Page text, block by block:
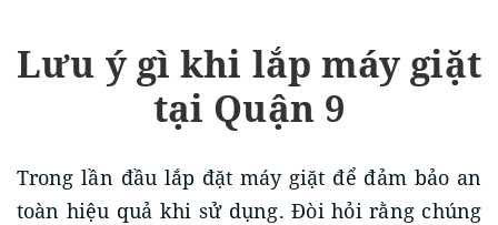
Lưu ý gì khi lắp máy giặt
tại Quận 9
Trong lần đầu lắp đặt máy giặt để đảm bảo an
toàn hiệu quả khi sử dụng. Đòi hỏi rằng chúng